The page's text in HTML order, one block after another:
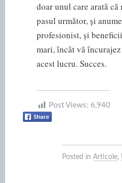
doar unul care arată că
pasul următor, și
profesionist, și
mari, încât vă
acest lucru. Succes.
Post Views: 6,940
Posted in Articole,